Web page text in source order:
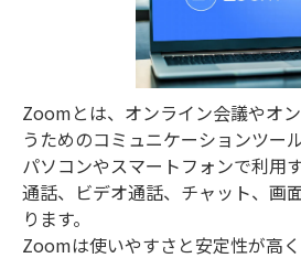
Zoomとは、オンライン会議やオ
うためのコミュニケーションツール
パソコンやスマートフォンで利用
通話、ビデオ通話、チャット、画
ります。
Zoomは使いやすさと安定性が高